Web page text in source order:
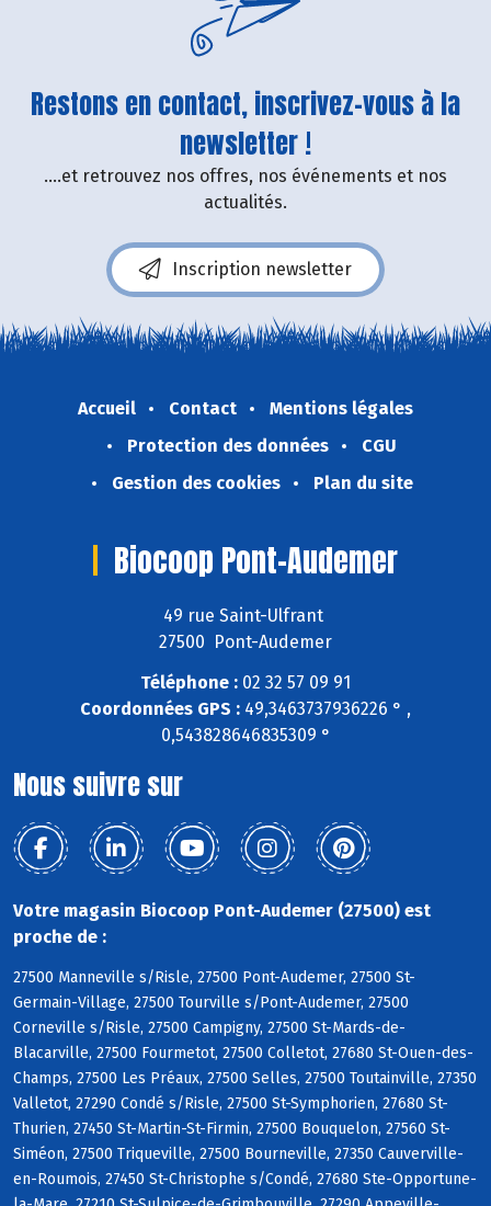
Restons en contact, inscrivez-vous à la
newsletter !
....et retrouvez nos offres, nos événements et nos
actualités.
Inscription newsletter
Accueil Contact
Mentions légales
Protection des données
CGU
Gestion des cookies
Plan du site
Biocoop Pont-Audemer
49 rue Saint-Ulfrant
27500 Pont-Audemer
Téléphone : 02 32 57 09 91
Coordonnées GPS : 49,3463737936226 ° ,
0,543828646835309 °
Nous suivre sur
Votre magasin Biocoop Pont-Audemer (27500) est
proche de :
27500 Manneville s/Risle, 27500 Pont-Audemer, 27500 St-
Germain-Village, 27500 Tourville s/Pont-Audemer, 27500
Corneville s/Risle, 27500 Campigny, 27500 St-Mards-de-
Blacarville, 27500 Fourmetot, 27500 Colletot, 27680 St-Ouen-des-
Champs, 27500 Les Préaux, 27500 Selles, 27500 Toutainville, 27350
Valletot, 27290 Condé s/Risle, 27500 St-Symphorien, 27680 St-
Thurien, 27450 St-Martin-St-Firmin, 27500 Bouquelon, 27560 St-
Siméon, 27500 Triqueville, 27500 Bourneville, 27350 Cauverville-
en-Roumois, 27450 St-Christophe s/Condé, 27680 Ste-Opportune-